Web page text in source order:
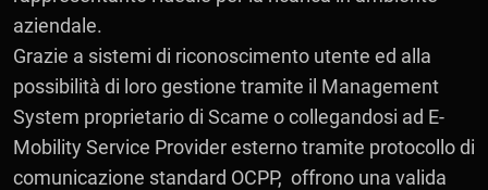
aziendale.
​​​​​​​Grazie a sistemi di riconoscimento utente ed alla
possibilità di loro gestione tramite il Management
System proprietario di Scame o collegandosi ad E-
Mobility Service Provider esterno tramite protocollo di
comunicazione standard OCPP, offrono una valida